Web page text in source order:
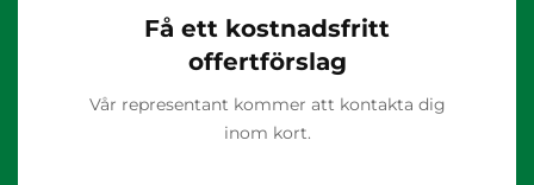
Få ett kostnadsfritt
offertförslag
Vår representant kommer att kontakta dig
inom kort.